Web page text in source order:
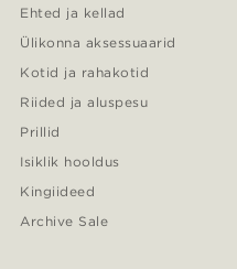
Ehted ja kellad
Ülikonna aksessuaarid
Kotid ja rahakotid
Riided ja aluspesu
Prillid
Isiklik hooldus
Kingiideed
Archive Sale